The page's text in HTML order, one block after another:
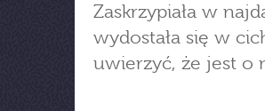
Zaskrzypiała w
wydostała się w
uwierzyć, że jest o